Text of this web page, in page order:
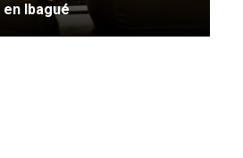
Ibagué